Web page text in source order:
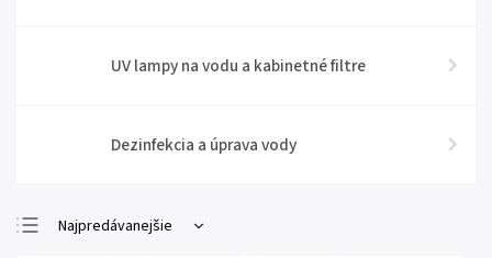
UV lampy na vodu a kabinetné filtre
Dezinfekcia a úprava vody
Najpredávanejšie